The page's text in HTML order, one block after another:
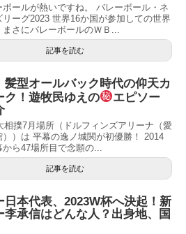
ボールが熱いですね。 バレーボール・ネ
リーグ2023 世界16か国が参加しての世界
まさにバレーボールのＷＢ...
記事を読む
髪型オールバック時代の仰天カ
ク！遊牧民ゆえの
エピソー
相撲7月場所（ドルフィンズアリーナ（愛
））は 平幕の逸ノ城関が初優勝！ 2014
ら47場所目で念願の...
記事を読む
日本代表、2023W杯へ決起！新
李承信はどんな人？出身地、国